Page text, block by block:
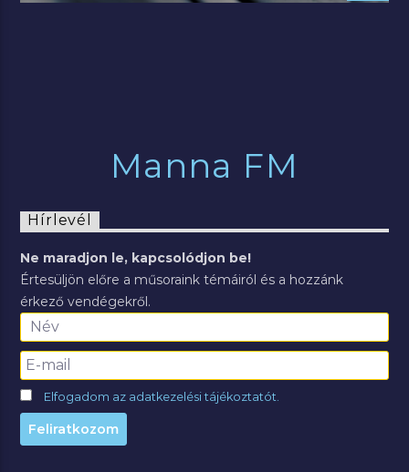
Manna FM
Hírlevél
Ne maradjon le, kapcsolódjon be!
Értesüljön előre a műsoraink témáiról és a hozzánk
érkező vendégekről.
Elfogadom az adatkezelési tájékoztatót.